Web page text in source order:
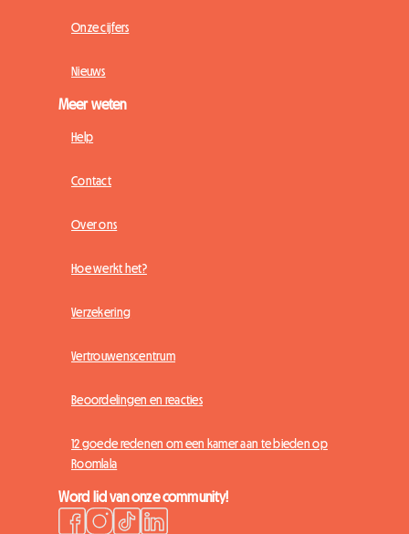
Onze cijfers
Nieuws
Meer weten
Help
Contact
Over ons
Hoe werkt het?
Verzekering
Vertrouwenscentrum
Beoordelingen en reacties
12 goede redenen om een kamer aan te bieden op
Roomlala
Word lid van onze community!